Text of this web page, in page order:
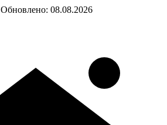
Обновлено: 08.08.2026